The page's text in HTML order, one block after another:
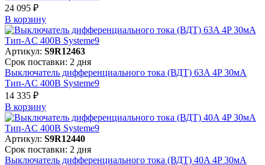
24 095 ₽
В корзинy
Артикул: S9R12463
Срок поставки: 2 дня
Выключатель дифференциального тока (ВДТ) 63A 4P 30мА
Тип-AC 400В Systeme9
14 335 ₽
В корзинy
Артикул: S9R12440
Срок поставки: 2 дня
Выключатель дифференциального тока (ВДТ) 40A 4P 30мА